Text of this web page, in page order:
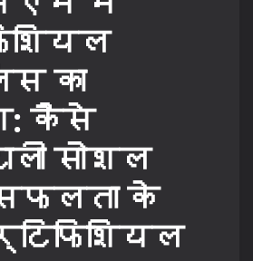
का
कैसे
सोशल
सफलता के